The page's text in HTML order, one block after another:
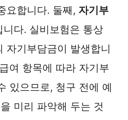
요합니다. 둘째, 자기부
니다. 실비보험은 통상
자기부담금이 발생합니
여 항목에 따라 자기부
있으므로, 청구 전에 예
미리 파악해 두는 것